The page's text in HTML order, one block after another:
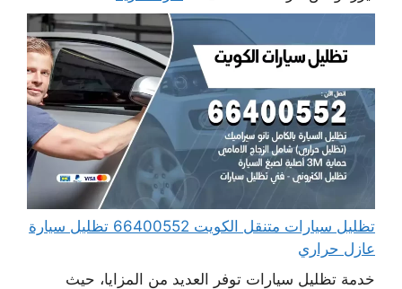
تظليل سيارات متنقل الكويت 66400552 تظليل سيارة
عازل حراري
خدمة تظليل سيارات توفر العديد من المزايا، حيث